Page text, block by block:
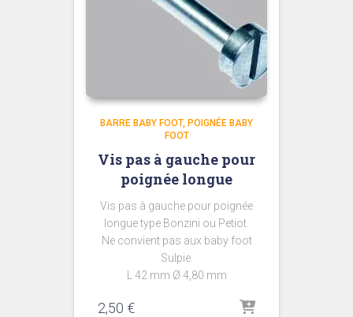
BARRE BABY FOOT POIGNÉE BABY
FOOT
Vis pas à gauche pour
poignée longue
Vis pas à gauche pour poignée
longue type Bonzini ou Petiot.
Ne convient pas aux baby foot
Sulpie.
L 42 mm Ø 4,80 mm
2,50 €